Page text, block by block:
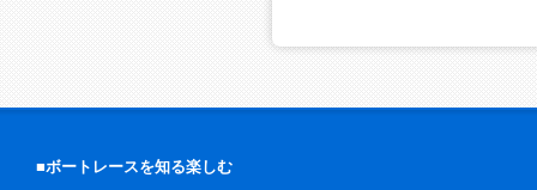
■ボートレースを知る楽しむ